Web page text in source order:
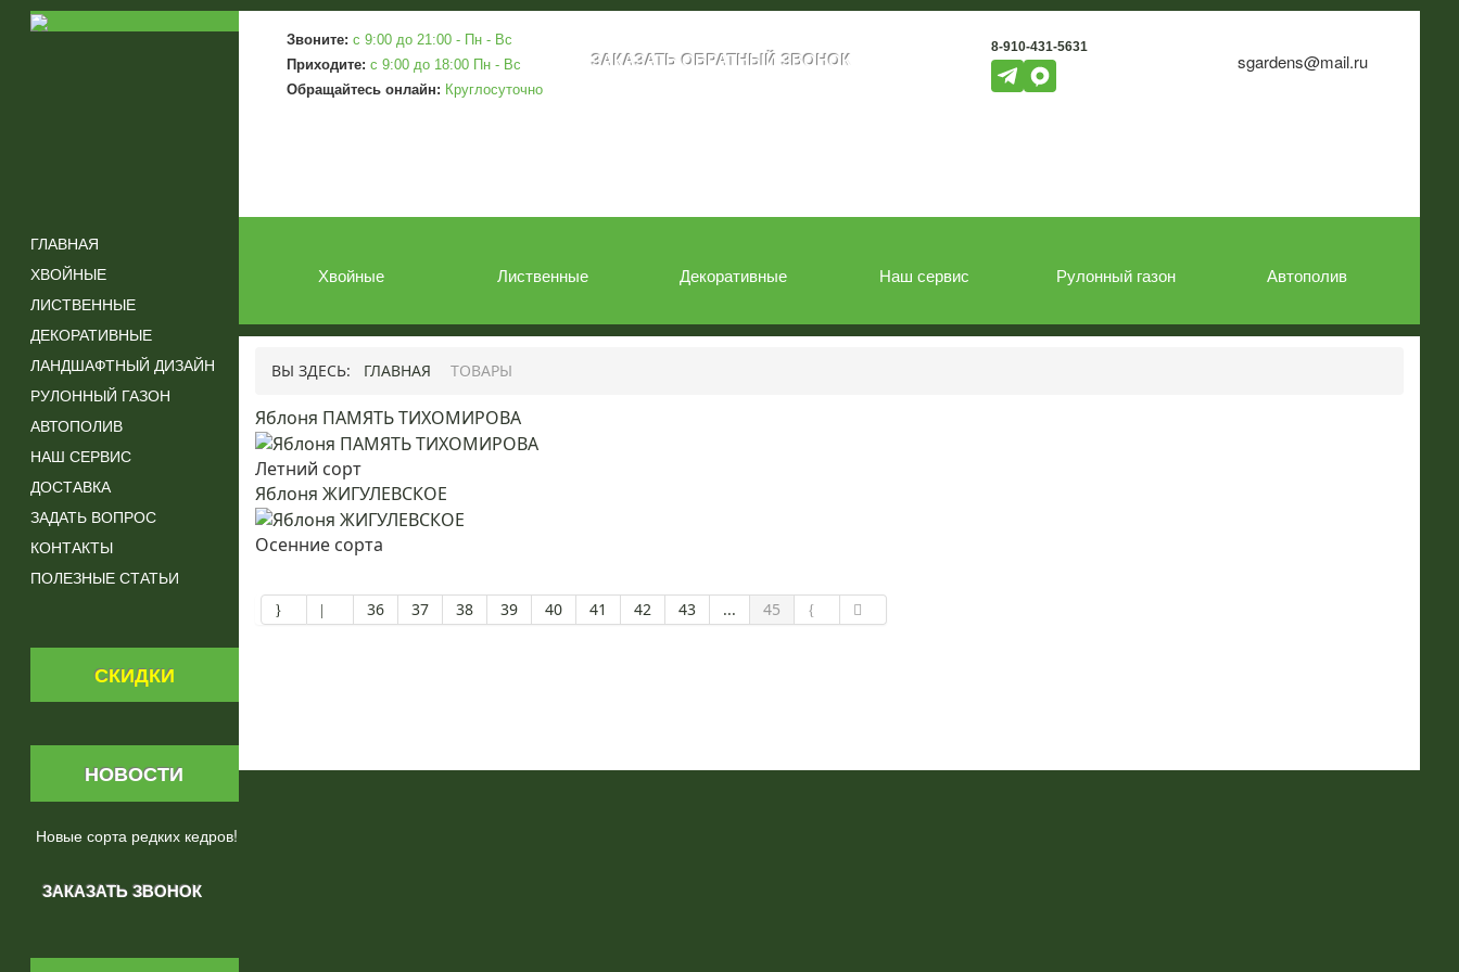
Звоните: c 9:00 до 21:00 - Пн - Вс
Приходите: c 9:00 до 18:00 Пн - Вс
Обращайтесь онлайн: Круглосуточно
8-910-431-5631
sgardens@mail.ru
Хвойные Лиственные Декоративные Наш сервис Рулонный газон Автополив
ГЛАВНАЯ
ХВОЙНЫЕ
ЛИСТВЕННЫЕ
ДЕКОРАТИВНЫЕ
ЛАНДШАФТНЫЙ ДИЗАЙН
РУЛОННЫЙ ГАЗОН
АВТОПОЛИВ
НАШ СЕРВИС
ДОСТАВКА
ЗАДАТЬ ВОПРОС
КОНТАКТЫ
ПОЛЕЗНЫЕ СТАТЬИ
СКИДКИ
НОВОСТИ
Новые сорта редких кедров!
ВЫ ЗДЕСЬ: ГЛАВНАЯ ТОВАРЫ
Яблоня ПАМЯТЬ ТИХОМИРОВА
Летний сорт
Яблоня ЖИГУЛЕВСКОЕ
Осенние сорта
36 37 38 39 40 41 42 43 ... 45